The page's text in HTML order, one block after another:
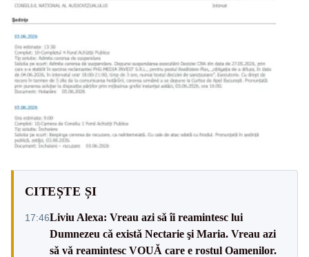
CITEȘTE ȘI
17:46Liviu Alexa: Vreau azi sǎ îi reamintesc lui
Dumnezeu cǎ existǎ Nectarie şi Maria. Vreau azi
sǎ vǎ reamintesc VOUǍ care e rostul Oamenilor.